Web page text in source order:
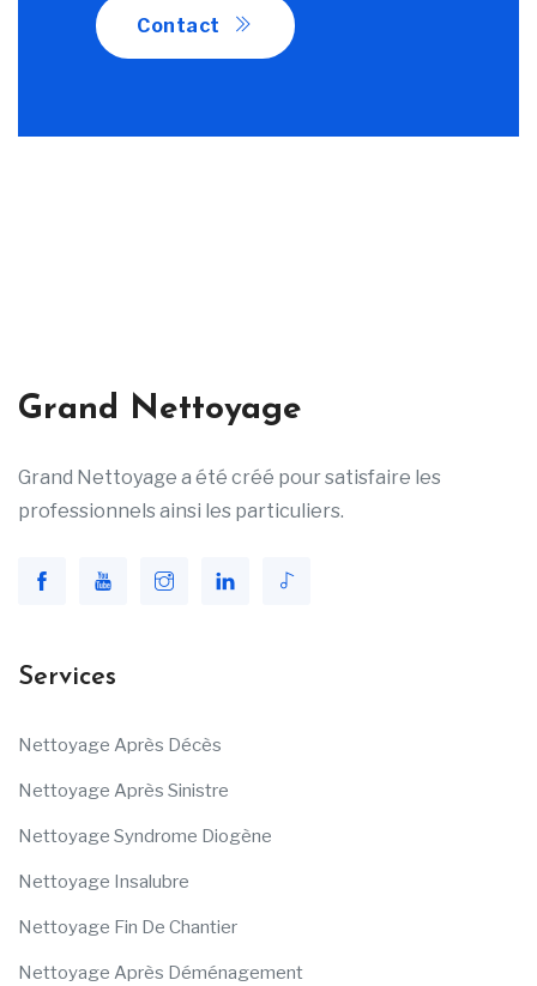
Contact
Grand Nettoyage
Grand Nettoyage a été créé pour satisfaire les
professionnels ainsi les particuliers.
Services
Nettoyage Après Décès
Nettoyage Après Sinistre
Nettoyage Syndrome Diogène
Nettoyage Insalubre
Nettoyage Fin De Chantier
Nettoyage Après Déménagement